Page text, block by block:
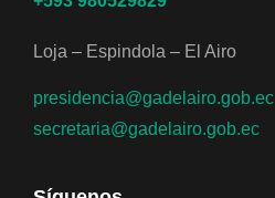
Loja – Espindola – El Airo
presidencia@gadelairo.gob.ec
secretaria@gadelairo.gob.ec